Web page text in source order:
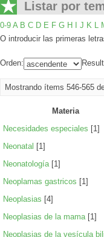
Listar por
0-9 A B C D E F G H J K L
O introducir las primeras
Orden:
Mostrando ítems 546-565
Materia
Necesidades especiales [1]
Neonatal [1]
Neonatología[1]
Neoplamas gastricos [1]
Neoplasias [4]
Neoplasias de la mama[1]
Neoplasias de la vesícula